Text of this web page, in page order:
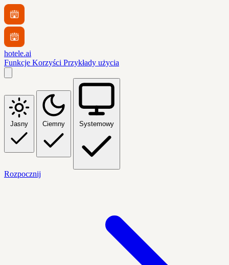
hotele.ai
Funkcje Korzyści Przykłady użycia
Jasny Ciemny Systemowy
Rozpocznij